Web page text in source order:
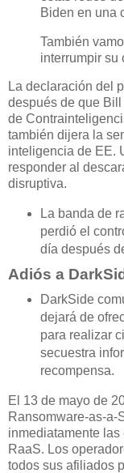
Biden en una
También
interrumpir su
La declaración del
después de que
de
también dijera la
inteligencia de EE.
responder al
disruptiva.
La banda de
perdió el
día después
Adiós a
DarkSide
dejará de
para realizar
secuestra
recompensa.
El 13 de mayo de
Ransomware-as-a-
inmediatamente
RaaS. Los
todos sus afiliados